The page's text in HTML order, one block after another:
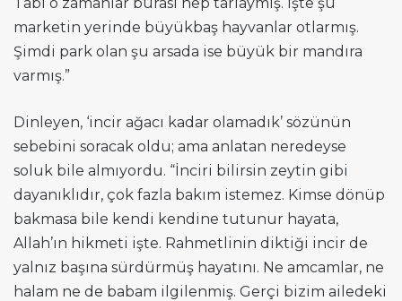
marketin yerinde büyükbaş hayvanlar otlarmış.
Şimdi park olan şu arsada ise büyük bir mandıra
varmış.”
Dinleyen, ‘incir ağacı kadar olamadık’ sözünün
sebebini soracak oldu; ama anlatan neredeyse
soluk bile almıyordu. “İnciri bilirsin zeytin gibi
dayanıklıdır, çok fazla bakım istemez. Kimse dönüp
bakmasa bile kendi kendine tutunur hayata,
Allah’ın hikmeti işte. Rahmetlinin diktiği incir de
yalnız başına sürdürmüş hayatını. Ne amcamlar, ne
halam ne de babam ilgilenmiş. Gerçi bizim ailedeki